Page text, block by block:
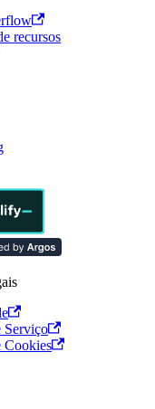
recursos
Serviço
Cookies